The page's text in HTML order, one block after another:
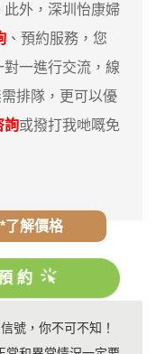
外，深圳怡康婦
、預約服務，您
一進行交流，線
需排隊，更可以優
詢或撥打我哋嘅免
*了解價格
約
號，你不可不知！